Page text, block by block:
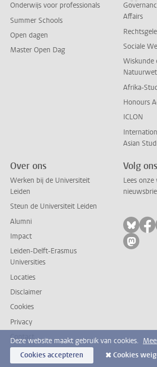
Onderwijs voor professionals
Summer Schools
Open dagen
Master Open Dag
Affairs
Sociale
Wiskunde
Afrika-
Honours
ICLON
Asian
Over ons
Werken bij de Universiteit
Leiden
Steun de Universiteit Leiden
Alumni
Impact
Leiden-Delft-Erasmus
Universities
Locaties
Disclaimer
Cookies
Privacy
Contact
Volg ons
Lees onze
Volg
Volg
Deze website maakt gebruik van cookies.
Cookies accepteren
Cookies